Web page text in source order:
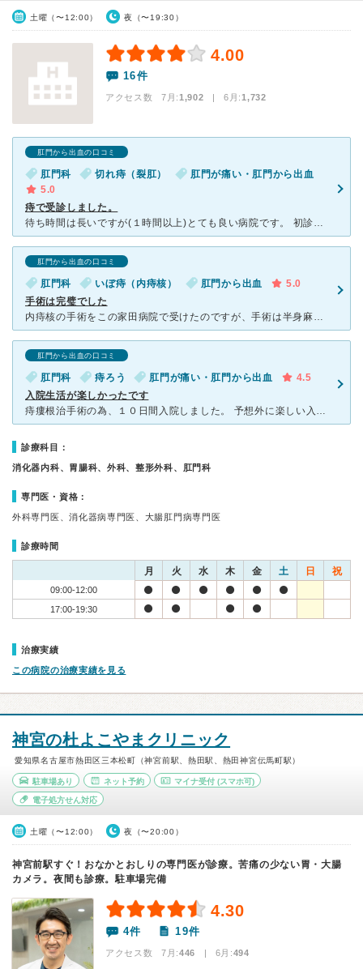
土曜（〜12:00） 夜（〜19:30）
4.00
16件
アクセス数 7月:1,902 | 6月:1,732
肛門から出血の口コミ
肛門科 切れ痔（裂肛）
肛門が痛い・肛門から出血
5.0
痔で受診しました。
待ち時間は長いですが(１時間以上)とても良い病院です。 初診でしたが、始めに待合室とは別の所で、看護士さんに症状を話し、それを記録していきます。 高校生からの慢性切れ痔と内核痔で受診しました。
肛門から出血の口コミ
肛門科 いぼ痔（内痔核） 肛門から出血
5.0
手術は完璧でした
内痔核の手術をこの家田病院で受けたのですが、手術は半身麻酔で時間はおよそ１時間程度で、比較的短い時間であっという間に終わってしまいました。手術後に麻酔がきれてから少し痛みはありましたが、痛み止めが良く
肛門から出血の口コミ
肛門科 痔ろう 肛門が痛い・肛門から出血
4.5
入院生活が楽しかったです
痔瘻根治手術の為、１０日間入院しました。 予想外に楽しい入院生活でした。 私は地元の医院とは相性が合わず、こちらの評判を聞いて車で１時間以上かけて通院していましたが、他にも他県や遠くから来て入
診療科目：
消化器内科、胃腸科、外科、整形外科、肛門科
専門医・資格：
外科専門医、消化器病専門医、大腸肛門病専門医
診療時間
月 火 水 木 金 土 日 祝
09:00-12:00
17:00-19:30
治療実績
この病院の治療実績を見る
神宮の杜よこやまクリニック
愛知県名古屋市熱田区三本松町（神宮前駅、熱田駅、熱田神宮伝馬町駅）
駐車場あり ネット予約 マイナ受付 (スマホ可)
電子処方せん対応
土曜（〜12:00） 夜（〜20:00）
神宮前駅すぐ！おなかとおしりの専門医が診療。苦痛の少ない胃・大腸
カメラ。夜間も診療。駐車場完備
4.30
4件 19件
アクセス数 7月:446 | 6月:494